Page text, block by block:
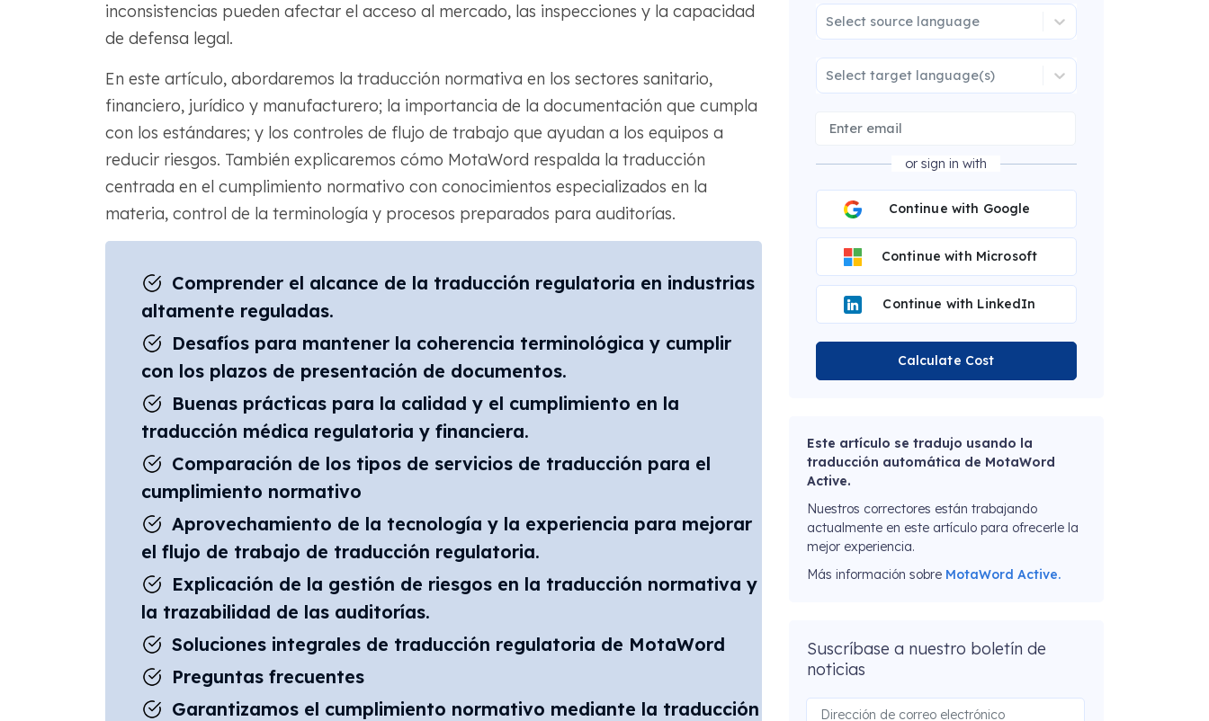
inconsistencias pueden afectar el acceso al mercado, las inspecciones y la capacidad
de defensa legal.
En este artículo, abordaremos la traducción normativa en los sectores sanitario,
financiero, jurídico y manufacturero; la importancia de la documentación que cumpla
con los estándares; y los controles de flujo de trabajo que ayudan a los equipos a
reducir riesgos. También explicaremos cómo MotaWord respalda la traducción
centrada en el cumplimiento normativo con conocimientos especializados en la
materia, control de la terminología y procesos preparados para auditorías.
Comprender el alcance de la traducción regulatoria en industrias
altamente reguladas.
Desafíos para mantener la coherencia terminológica y cumplir
con los plazos de presentación de documentos.
Buenas prácticas para la calidad y el cumplimiento en la
traducción médica regulatoria y financiera.
Comparación de los tipos de servicios de traducción para el
cumplimiento normativo
Aprovechamiento de la tecnología y la experiencia para mejorar
el flujo de trabajo de traducción regulatoria.
Explicación de la gestión de riesgos en la traducción normativa y
la trazabilidad de las auditorías.
Soluciones integrales de traducción regulatoria de MotaWord
Preguntas frecuentes
Garantizamos el cumplimiento normativo mediante la traducción
Select source language
Select target language(s)
or sign in with
Continue with Google
Continue with Microsoft
Continue with LinkedIn
Calculate Cost
Este artículo se tradujo usando la
traducción automática de MotaWord
Active.
Nuestros correctores están trabajando
actualmente en este artículo para ofrecerle la
mejor experiencia.
Más información sobre MotaWord Active.
Suscríbase a nuestro boletín de
noticias